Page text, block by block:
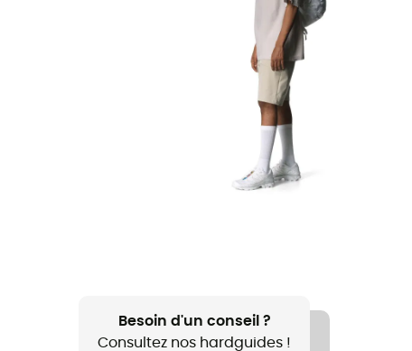
Besoin d'un conseil ?
Consultez nos hardguides !